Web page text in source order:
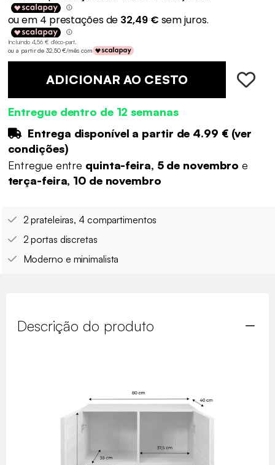
Incluindo 4,56 € d'éco-part.
ou a partir de 32,50 €/mês com
ADICIONAR AO CESTO
Entregue dentro de 12 semanas
Entrega disponível a partir de 4.99 €(ver
condições)
Entregue entre quinta-feira, 5 de novembroe
terça-feira, 10 de novembro
2 prateleiras, 4 compartimentos
2 portas discretas
Moderno e minimalista
Descrição do produto